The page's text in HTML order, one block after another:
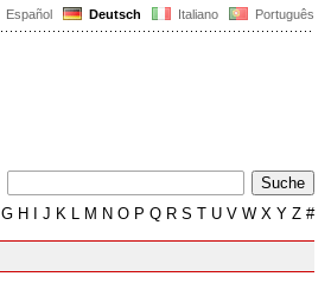
Español Deutsch Italiano Português
G H J K L M N O P Q R S T U V W X Y Z #